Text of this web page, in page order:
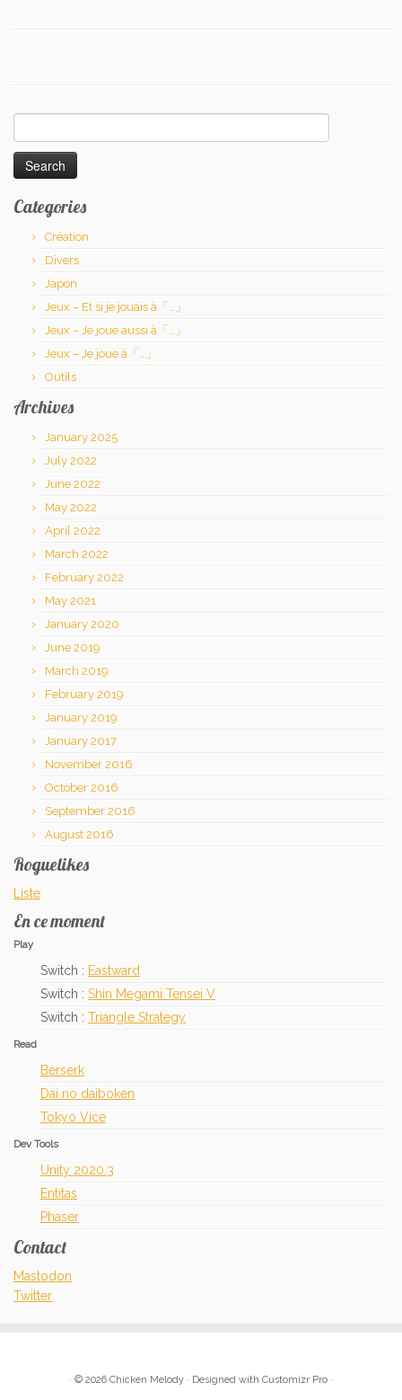
for:
Categories
Création
Divers
Japon
Jeux – Et si je jouais à「…」
Jeux – Je joue aussi à「…」
Jeux – Je joue à「…」
Outils
Archives
January 2025
July 2022
June 2022
May 2022
April 2022
March 2022
February 2022
May 2021
January 2020
June 2019
March 2019
February 2019
January 2019
January 2017
November 2016
October 2016
September 2016
August 2016
Roguelikes
Liste
En ce moment
Play
Switch : Eastward
Switch : Shin Megami Tensei V
Switch : Triangle Strategy
Read
Berserk
Dai no daiboken
Tokyo Vice
Dev Tools
Unity 2020.3
Entitas
Phaser
Contact
Mastodon
Twitter
· © 2026 Chicken Melody · Designed with Customizr Pro ·